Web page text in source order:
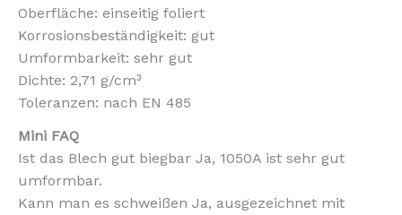
Oberfläche: einseitig foliert
Korrosionsbeständigkeit: gut
Umformbarkeit: sehr gut
Dichte: 2,71 g/cm³
Toleranzen: nach EN 485
Mini FAQ
Ist das Blech gut biegbar Ja, 1050A ist sehr gut
umformbar.
Kann man es schweißen Ja, ausgezeichnet mit